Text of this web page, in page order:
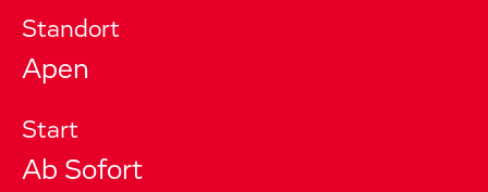
Standort
Apen
Start
Ab Sofort